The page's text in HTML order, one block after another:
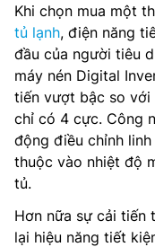
Khi chọn mua một
tủ lạnh, điện năng
đầu của người tiêu
máy nén Digital
tiến vượt bậc so với
chỉ có 4 cực. Công
động điều chỉnh
thuộc vào nhiệt độ
tủ.
Hơn nữa sự cải tiến
lại hiệu năng tiết